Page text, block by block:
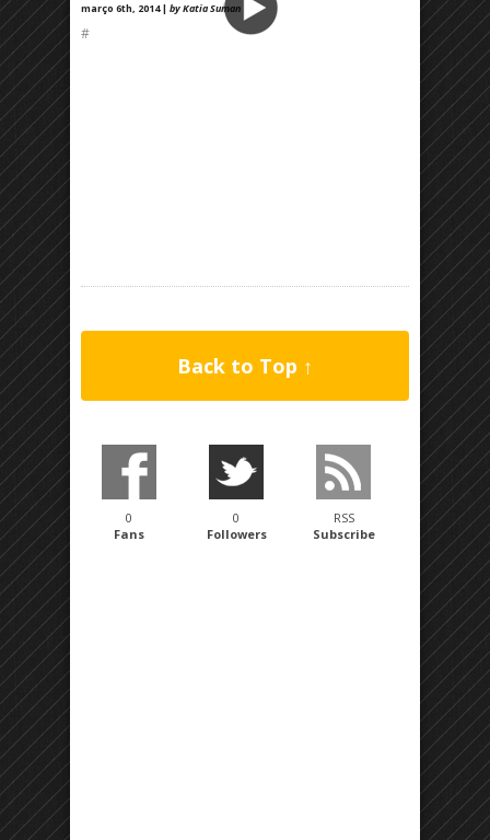
março 6th, 2014 | by Katia Suman
#
Back to Top ↑
0
Fans
0
Followers
RSS
Subscribe